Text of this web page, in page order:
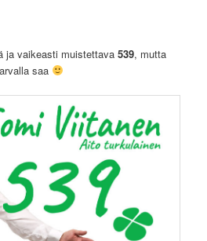
ja vaikeasti muistettava539, mutta
saa